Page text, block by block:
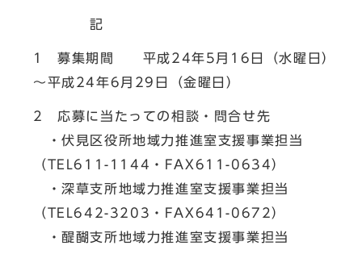
記
1 募集期間 平成24年5月16日（水曜日）
～平成24年6月29日（金曜日）
2 応募に当たっての相談・問合せ先
・伏見区役所地域力推進室支援事業担当
（TEL611-1144・FAX611-0634）
・深草支所地域力推進室支援事業担当
（TEL642-3203・FAX641-0672）
・醍醐支所地域力推進室支援事業担当